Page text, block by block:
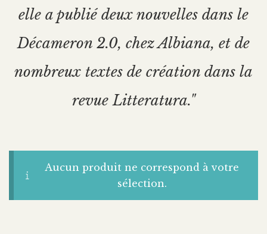
elle a publié deux nouvelles dans le
Décameron 2.0, chez Albiana, et de
nombreux textes de création dans la
revue Litteratura."
Aucun produit ne correspond à votre
sélection.